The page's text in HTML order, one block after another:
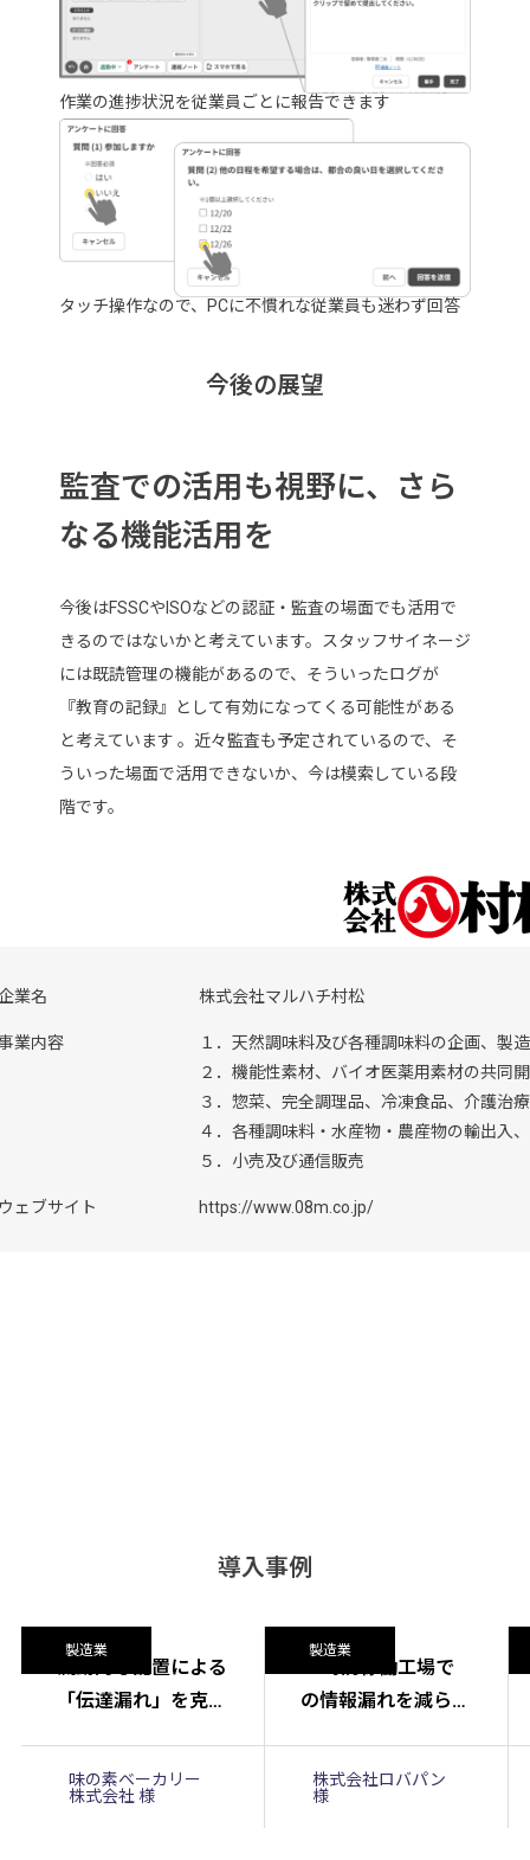
作業の進捗状況を従業員ごとに報告できます
タッチ操作なので、PCに不慣れな従業員も迷わず回答
今後の展望
監査での活用も視野に、さら
なる機能活用を
今後はFSSCやISOなどの認証・監査の場面でも活用で
きるのではないかと考えています。スタッフサイネージ
には既読管理の機能があるので、そういったログが
『教育の記録』として有効になってくる可能性がある
と考えています 。近々監査も予定されているので、そ
ういった場面で活用できないか、今は模索している段
階です。
業名 株式会社マルハチ村松
業内容
１．天然調味料及び各種調味料の企画、製
２．機能性素材、バイオ医薬用素材の共同
３．惣菜、完全調理品、冷凍食品、介護治
４．各種調味料・水産物・農産物の輸出入
５．小売及び通信販売
ェブサイト https://www.08m.co.jp/
導入事例
製造業
流動的な配置による
「伝達漏れ」を克
確認履歴の可視化
で、伝達ミスや「聞
味の素ベーカリー
株式会社 様
製造業
24時間稼働工場で
の情報漏れを減ら
ロバパン」での情報
共有方法
株式会社ロバパン
様